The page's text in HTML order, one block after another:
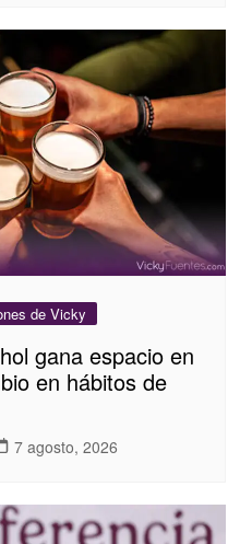
de Vicky
gana espacio en
en hábitos de
7 agosto, 2026